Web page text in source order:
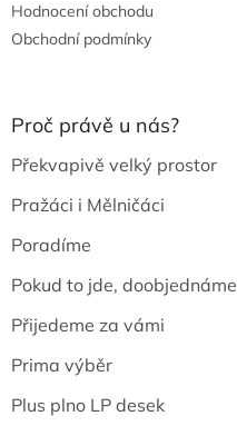
Hodnocení obchodu
Obchodní podmínky
Proč právě u nás?
Překvapivě velký prostor
Pražáci i Mělničáci
Poradíme
Pokud to jde, doobjednáme
Přijedeme za vámi
Prima výběr
Plus plno LP desek